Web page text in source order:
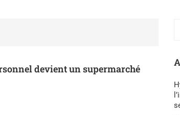
devient un supermarché